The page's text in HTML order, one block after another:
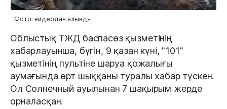
Фото: видеодан алынды
Облыстық ТЖД баспасөз қызметінің
хабарлауынша, бүгін, 9 қазан күні, "101"
қызметінің пультіне шаруа қожалығы
аумағында өрт шыққаны туралы хабар түскен.
Ол Солнечный ауылынан 7 шақырым жерде
орналасқан.